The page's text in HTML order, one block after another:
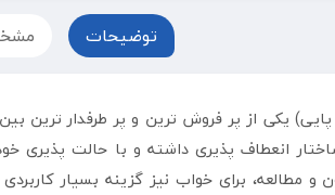
توضیحات
یکی از پر فروش ترین و پر طرفدار
انعطاف پذیری داشته و با حالت
و مطالعه، برای خواب نیز گزینه بسیار